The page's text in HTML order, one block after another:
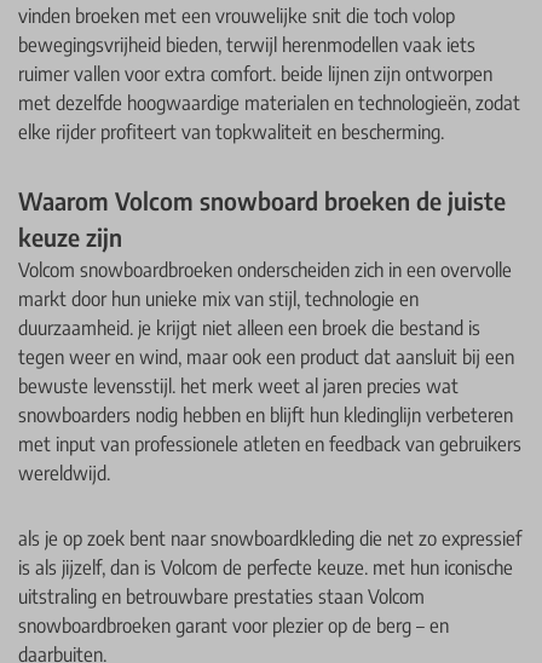
vinden broeken met een vrouwelijke snit die toch volop
bewegingsvrijheid bieden, terwijl herenmodellen vaak iets
ruimer vallen voor extra comfort. beide lijnen zijn ontworpen
met dezelfde hoogwaardige materialen en technologieën, zodat
elke rijder profiteert van topkwaliteit en bescherming.
Waarom Volcom snowboard broeken de juiste
keuze zijn
Volcom snowboardbroeken onderscheiden zich in een overvolle
markt door hun unieke mix van stijl, technologie en
duurzaamheid. je krijgt niet alleen een broek die bestand is
tegen weer en wind, maar ook een product dat aansluit bij een
bewuste levensstijl. het merk weet al jaren precies wat
snowboarders nodig hebben en blijft hun kledinglijn verbeteren
met input van professionele atleten en feedback van gebruikers
wereldwijd.
als je op zoek bent naar snowboardkleding die net zo expressief
is als jijzelf, dan is Volcom de perfecte keuze. met hun iconische
uitstraling en betrouwbare prestaties staan Volcom
snowboardbroeken garant voor plezier op de berg – en
daarbuiten.